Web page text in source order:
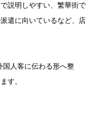
説明しやすい、繁華街で
遣に向いているなど、店
人客に伝わる形へ整
す。